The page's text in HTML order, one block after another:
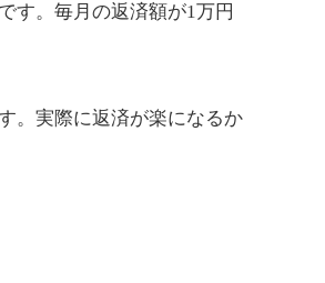
す。毎月の返済額が1万円
。実際に返済が楽になるか